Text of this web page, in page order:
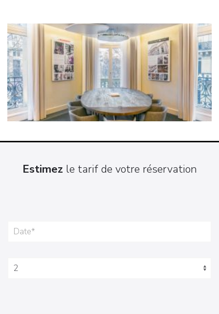
Estimez le tarif de votre réservation